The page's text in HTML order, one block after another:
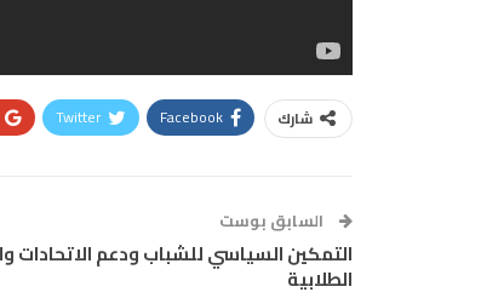
شارك Facebook
Twitter
السابق بوست
التمكين السياسي للشباب ودعم الاتحادات
الطلابية